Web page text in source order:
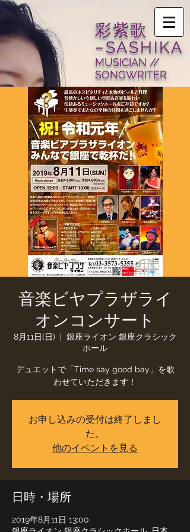
​彩紫歌
−SASHIKA
MUSICIAN //
SONGWRITER
音楽ビヤプラザライ
オンコンサート
8月11日(日)
  |
銀座ライオン 銀座クラシック
ホール
デュエットで「Time say good bay」を歌
わせていただきます！
お申し込みの受付は終了しまし
た。
他のイベントを見る
日時・場所
2019年8月11日 13:00